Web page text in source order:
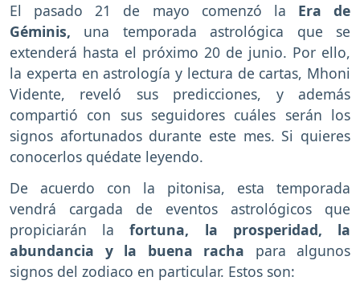
El pasado 21 de mayo comenzó la Era de
Géminis, una temporada astrológica que se
extenderá hasta el próximo 20 de junio. Por ello,
la experta en astrología y lectura de cartas, Mhoni
Vidente, reveló sus predicciones, y además
compartió con sus seguidores cuáles serán los
signos afortunados durante este mes. Si quieres
conocerlos quédate leyendo.
De acuerdo con la pitonisa, esta temporada
vendrá cargada de eventos astrológicos que
propiciarán lafortuna, la prosperidad, la
abundancia y la buena racha para algunos
signos del zodiaco en particular. Estos son: